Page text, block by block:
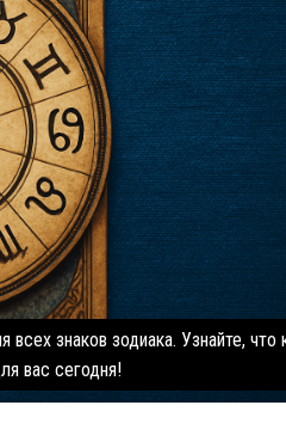
знаков зодиака. Узнайте, что
вас сегодня!